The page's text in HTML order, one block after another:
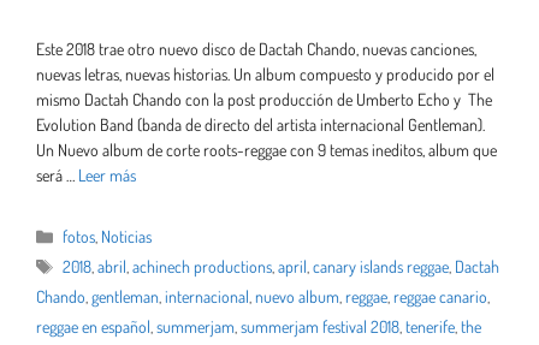
Este 2018 trae otro nuevo disco de Dactah Chando, nuevas canciones,
nuevas letras, nuevas historias. Un album compuesto y producido por el
mismo Dactah Chando con la post producción de Umberto Echo y The
Evolution Band (banda de directo del artista internacional Gentleman).
Un Nuevo album de corte roots-reggae con 9 temas ineditos, album que
será … Leer más
fotos, Noticias
2018,abril,achinech productions,april,canary islands reggae, Dactah
Chando,gentleman,internacional,nuevo album,reggae,reggae canario,
reggae en español,summerjam,summerjam festival 2018,tenerife,the